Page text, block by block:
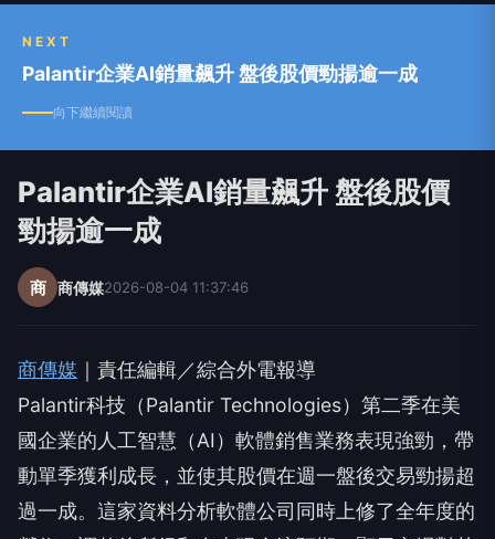
NEXT
Palantir企業AI銷量飆升 盤後股價勁揚逾一成
向下繼續閱讀
Palantir企業AI銷量飆升 盤後股價
勁揚逾一成
商 商傳媒2026-08-04 11:37:46
商傳媒 ｜責任編輯／綜合外電報導
Palantir科技（Palantir Technologies）第二季在美
國企業的人工智慧（AI）軟體銷售業務表現強勁，帶
動單季獲利成長，並使其股價在週一盤後交易勁揚超
過一成。這家資料分析軟體公司同時上修了全年度的